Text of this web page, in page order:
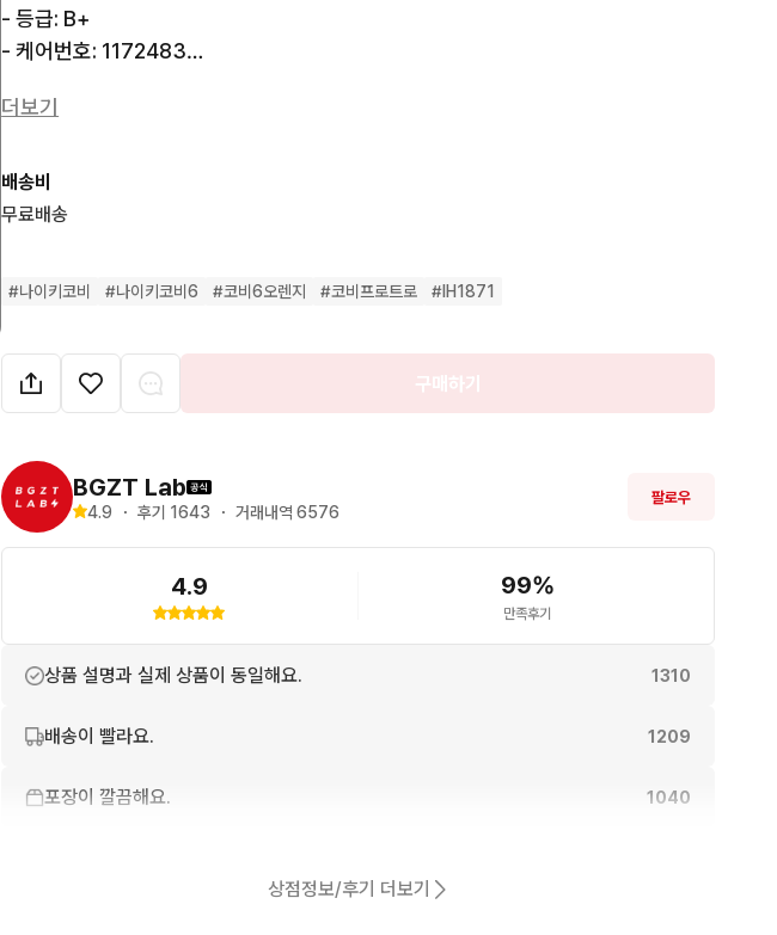
- 등급: B+
- 케어번호: 1172483
- 색상: 토탈 오렌지, 메탈릭 실버, 코스믹 클레이
- 사이즈: 250
- 구성품: 신발 박스, 브랜드 속지
● 등급 정보
- S: 외관과 내부 모두 사용감이 거의 없는 최상급 상태
- A+: 미세한 사용감 또는 오염이 있는 양호한 상태
- A: 자연스러운 사용감 또는 오염이 있는 상태
- B: 스크래치, 변색, 데미지 등 전반적으로 사용감이 많이 느껴지는 상태
● 정품 검수 완료
- 브랜드 각인의 형태와 특징 : 검수 완료
- 각 소재의 형태와 특징 : 검수 완료
더보기
배송비
무료배송
#나이키코비 #나이키코비6 #코비6오렌지 #코비프로트로 # IH1871
구매하기
BGZT Lab
4.9 ・ 후기 1643 ・ 거래내역 6576
팔로우
4.9 99%
만족후기
상품 설명과 실제 상품이 동일해요. 1310
배송이 빨라요. 1209
포장이 깔끔해요. 1040
상점정보/후기 더보기